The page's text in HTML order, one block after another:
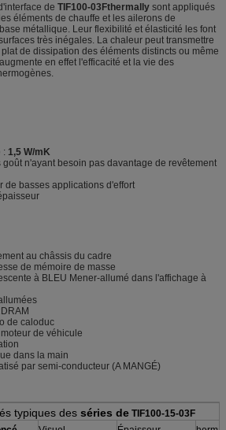
de TIF100-03Fthermally sont appliqués
éléments de chauffe et les ailerons de
métallique. Leur flexibilité et élasticité les font
très inégales. La chaleur peut transmettre
de dissipation des éléments distincts ou même
en effet l'efficacité et la vie des
: 1,5 W/mK
n'ayant besoin pas davantage de revêtement
de basses applications d'effort
au châssis du cadre
de mémoire de masse
à BLEU Mener-allumé dans l'affichage à
de caloduc
de véhicule
dans la main
par semi-conducteur (A MANGÉ)
typiques des séries de TIF100-15-03F